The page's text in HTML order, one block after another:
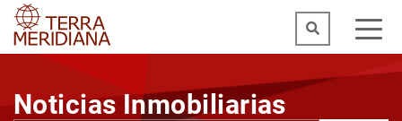
Noticias Inmobiliarias